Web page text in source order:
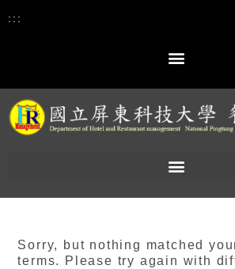
:::
Sorry, but nothing matched
terms. Please try again with